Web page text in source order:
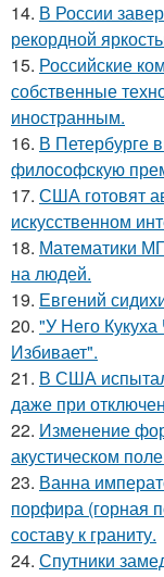
14. В России
рекордной
15. Российские
собственные
иностранным.
16. В Петербурге
философскую
17. США готовят
искусственном
18. Математики
на людей.
19. Евгений
20. "У Него
Избивает".
21. В США
даже при
22. Изменение
акустическом
23. Ванна
порфира (горная
составу к граниту.
24. Спутники